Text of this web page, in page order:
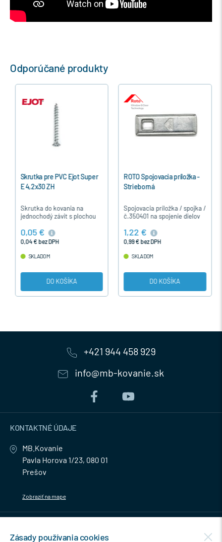
Odporúčané produkty
Skrutka pre PVC Ejot Super
E 4,2x30 ZH
Skrutka do kovania na
jednochodý závit s plochou
upevnenie časti kovania u
plastových okien a dverí.
0,05 €
0,04 € bez DPH
SKLADOM
DO KOŠÍKA
ROTO Spojovacia príložka -
Strieborná
Spojovacia príložka / spojka /
č.350401 na spojenie dielov
ak nie sú upravené
strihačkou.
1,22 €
0,99 € bez DPH
SKLADOM
DO KOŠÍKA
+421 944 458 929
info@mb-kovanie.sk
KONTAKTNÉ ÚDAJE
MB.Kovanie
Pavla Horova 1/23, 080 01
Prešov
Zobraziť na mape
Zásady používania cookies